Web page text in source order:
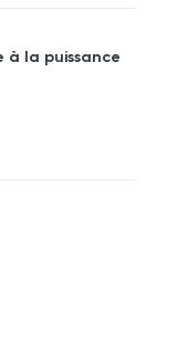
à la puissance